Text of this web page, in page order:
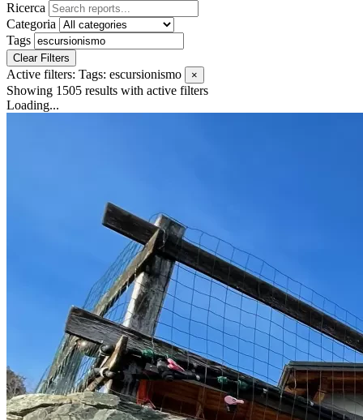
Ricerca
Categoria
Tags
Clear Filters
Active filters: Tags: escursionismo ×
Showing 1505 results with active filters
Loading...